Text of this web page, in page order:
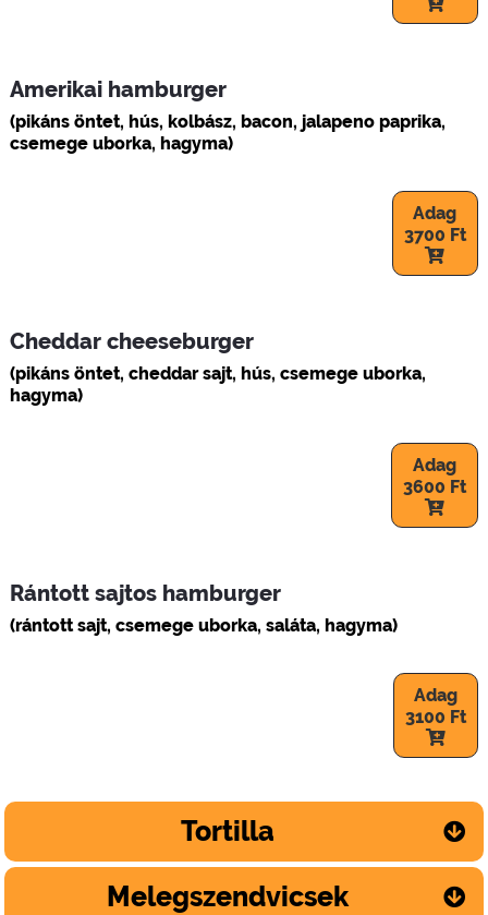
Amerikai hamburger
(pikáns öntet, hús, kolbász, bacon, jalapeno paprika,
csemege uborka, hagyma)
Adag
3700 Ft
Cheddar cheeseburger
(pikáns öntet, cheddar sajt, hús, csemege uborka,
hagyma)
Adag
3600 Ft
Rántott sajtos hamburger
(rántott sajt, csemege uborka, saláta, hagyma)
Adag
3100 Ft
Tortilla
Melegszendvicsek